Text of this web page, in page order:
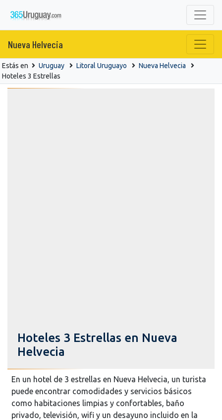
Nueva Helvecia
Estás en Uruguay Litoral Uruguayo
Nueva Helvecia
Hoteles 3 Estrellas
Hoteles 3 Estrellas en Nueva
Helvecia
En un hotel de 3 estrellas en Nueva Helvecia, un turista
puede encontrar comodidades y servicios básicos
como habitaciones limpias y confortables, baño
privado, televisión, wifi y un desayuno incluido en la